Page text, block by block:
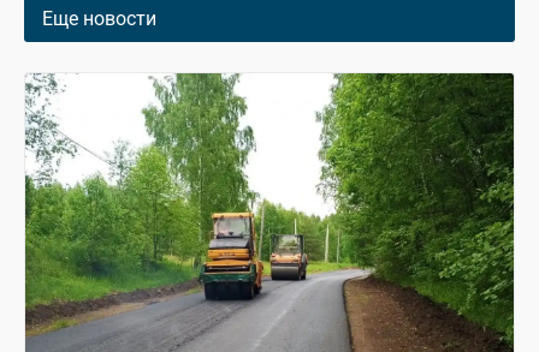
Еще новости